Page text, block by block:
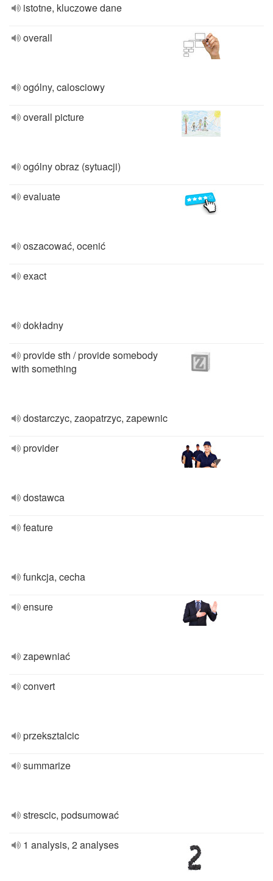
istotne, kluczowe dane
overall
ogólny, calosciowy
overall picture
ogólny obraz (sytuacji)
evaluate
oszacować, ocenić
exact
dokładny
provide sth / provide somebody
with something
dostarczyc, zaopatrzyc, zapewnic
provider
dostawca
feature
funkcja, cecha
ensure
zapewniać
convert
przeksztalcic
summarize
strescic, podsumować
1 analysis, 2 analyses